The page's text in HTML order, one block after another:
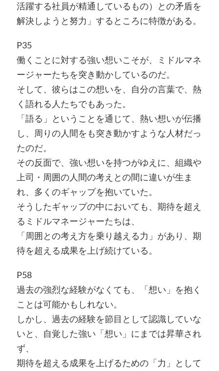
活躍する社員が精通しているもの）との矛盾を
解決しようと努力」するところに特徴がある。
P35
働くことに対する強い想いこそが、ミドルマネ
ージャーたちを突き動かしているのだ。
そして、彼らはこの想いを、自分の言葉で、熱
く語れる人たちでもあった。
「語る」ということを通じて、熱い想いが伝播
し、周りの人間をも突き動かすような人材だっ
たのだ。
その反面で、強い想いを持つがゆえに、組織や
上司・周囲の人間の考えとの間に違いが生ま
れ、多くのギャップを抱いていた。
そうしたギャップの中においても、期待を超え
るミドルマネージャーたちは、
「周囲との考え方を乗り越える力」があり、期
待を超える成果を上げ続けている。
P58
過去の強烈な経験がなくても、「想い」を抱く
ことは可能かもしれない。
しかし、過去の経験を節目として認識していな
いと、自覚した強い「想い」にまでは昇華され
ず、
期待を超える成果を上げるための「力」として